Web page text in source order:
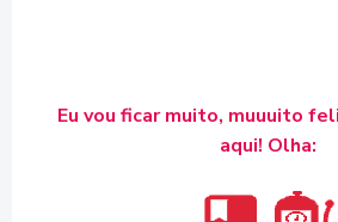
Eu vou ficar muito, muuuito
aqui! Olha: